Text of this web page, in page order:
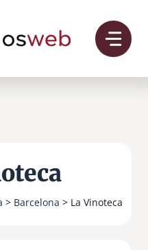
> Barcelona > La Vinoteca